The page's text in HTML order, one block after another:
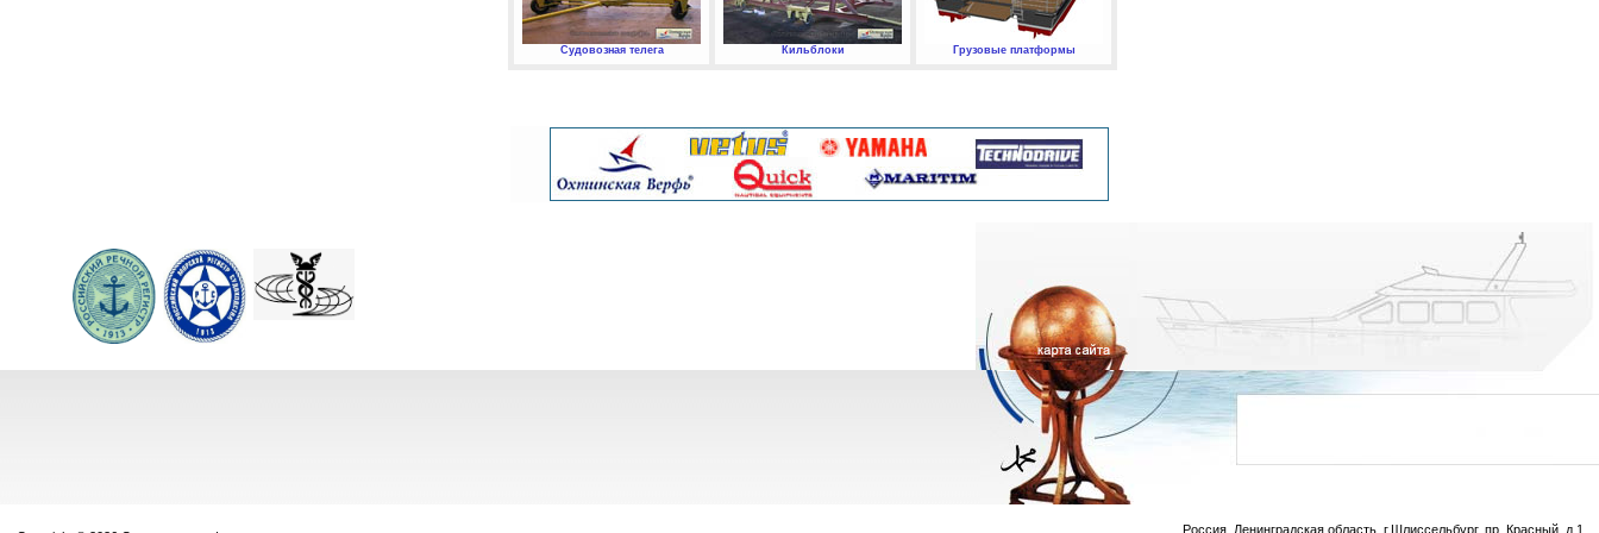
Судовозная телега Кильблоки Грузовые платформы
Россия, Ленинградская область, г.Шлиссельбург, пр. Красный, д.1